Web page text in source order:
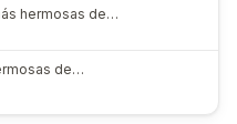
hermosas de…
de…